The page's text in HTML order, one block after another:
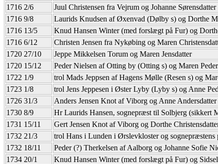
1716 2/6
Juul Christensen fra Vejrum og Johanne
1716 9/8
Laurids Knudsen af Øxenvad (Dølby s) og Dorthe
1716 13/5
Knud Hansen Winter (med forslægt på Fur) og
1716 6/12
Christen Jensen fra Nykøbing og Maren
1720 27/10
Jeppe Mikkelsen Torum og Maren Jensdatter
1720 15/12
Peder Nielsen af Otting by (Otting s) og Maren
1722 1/9
trol Mads Jeppsen af Hagens Mølle (Resen s) og
1723 1/8
trol Jens Jeppesen i Øster Lyby (Lyby s) og Anne
1726 31/3
Anders Jensen Knot af Viborg og Anne Andersdatter
1730 8/9
Hr Laurids Hansen, sognepræst til Solbjerg (sikkert
1731 15/11
Gert Jensen Knot af Viborg og Dorthe
1732 21/3
trol Hans i Lunden i Ørslevkloster og sognepræstens
1732 18/11
Peder (?) Therkelsen af Aalborg og Johanne Sofie
1734 20/1
Knud Hansen Winter (med forslægt på Fur) og